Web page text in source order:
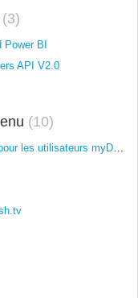
3
BI
API V2.0
10